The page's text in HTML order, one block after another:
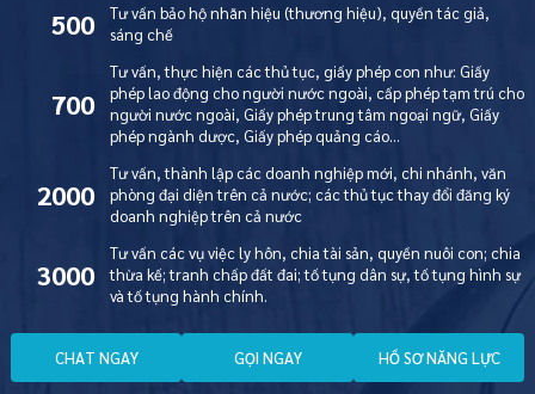
500
Tư vấn bảo hộ nhãn hiệu (thương hiệu), quyền tác giả,
sáng chế
700
Tư vấn, thực hiện các thủ tục, giấy phép con như: Giấy
phép lao động cho người nước ngoài, cấp phép tạm trú cho
người nước ngoài, Giấy phép trung tâm ngoại ngữ, Giấy
phép ngành dược, Giấy phép quảng cáo…
2000
Tư vấn, thành lập các doanh nghiệp mới, chi nhánh, văn
phòng đại diện trên cả nước; các thủ tục thay đổi đăng ký
doanh nghiệp trên cả nước
3000
Tư vấn các vụ việc ly hôn, chia tài sản, quyền nuôi con; chia
thừa kế; tranh chấp đất đai; tố tụng dân sự, tố tụng hình sự
và tố tụng hành chính.
CHAT NGAY GỌI NGAY HỒ SƠ NĂNG LỰC